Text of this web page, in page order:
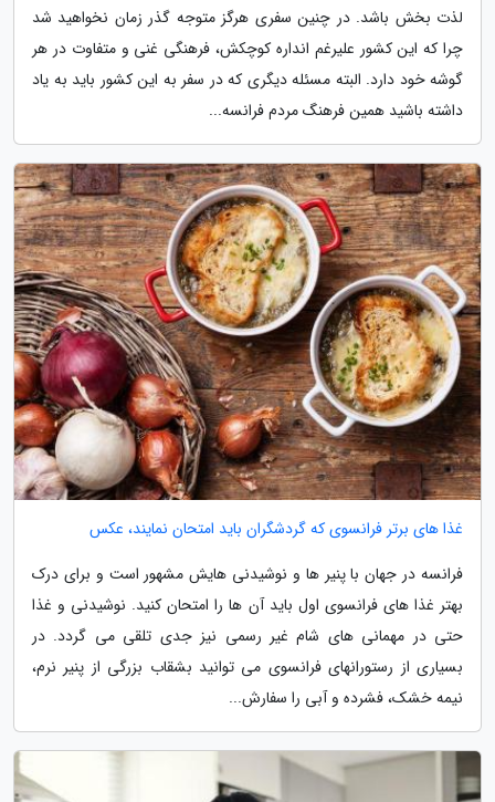
لذت بخش باشد. در چنین سفری هرگز متوجه گذر زمان نخواهید شد
چرا که این کشور علیرغم انداره کوچکش، فرهنگی غنی و متفاوت در هر
گوشه خود دارد. البته مسئله دیگری که در سفر به این کشور باید به یاد
داشته باشید همین فرهنگ مردم فرانسه...
غذا های برتر فرانسوی که گردشگران باید امتحان نمایند، عکس
فرانسه در جهان با پنیر ها و نوشیدنی هایش مشهور است و برای درک
بهتر غذا های فرانسوی اول باید آن ها را امتحان کنید. نوشیدنی و غذا
حتی در مهمانی ­های شام غیر رسمی نیز جدی تلقی می­ گردد. در
بسیاری از رستوران­های فرانسوی می ­توانید بشقاب بزرگی از پنیر نرم،
نیمه خشک، فشرده و آبی را سفارش...